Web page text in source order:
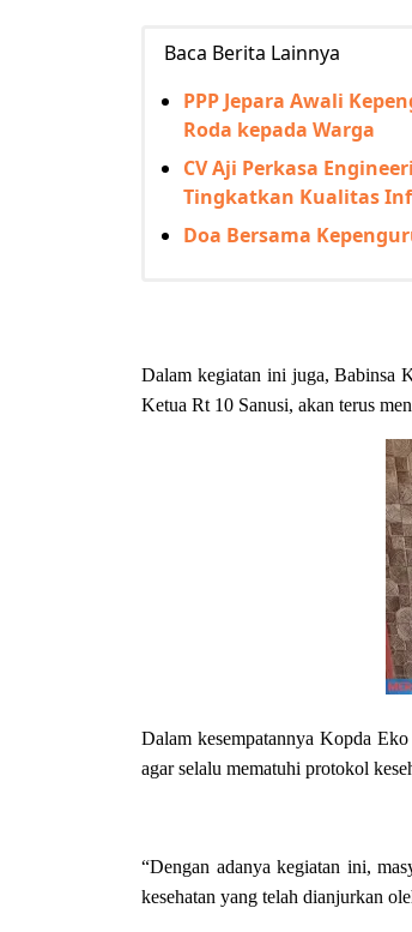
Baca Berita Lainnya
PPP Jepara Awali
Roda kepada Warga
CV Aji Perkasa
Tingkatkan Kualitas
Doa Bersama
Dalam kegiatan ini juga, Babinsa
Ketua Rt 10 Sanusi, akan terus
Dalam kesempatannya Kopda
agar selalu mematuhi protokol
“Dengan adanya kegiatan ini,
kesehatan yang telah dianjurkan